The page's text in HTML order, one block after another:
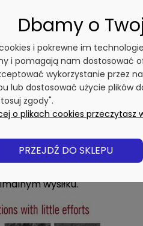
To proste!
naturalnych,
idealny do codziennych
ten
dotyczące
a dzięki naturalnym
naturalne efekty
i niezawodnością, które
koloru i łatwości
kompozytowych na dłuższą
wysiłku.
Dbamy o
i pokrewne im
i pomagają nam dostosować
wykorzystanie przez
lub dostosować użycie plików
zgody".
o plikach cookies przeczytasz
PRZEJDŹ DO SKLEPU